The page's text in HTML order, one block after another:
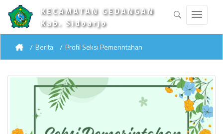
KECAMATAN GEDANGAN
Kab. Sidoarjo
Berita Profil Seksi Pemerintahan